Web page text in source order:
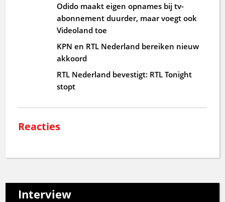
Odido maakt eigen opnames bij tv-
abonnement duurder, maar voegt ook
Videoland toe
KPN en RTL Nederland bereiken nieuw
akkoord
RTL Nederland bevestigt: RTL Tonight
stopt
Reacties
Interview